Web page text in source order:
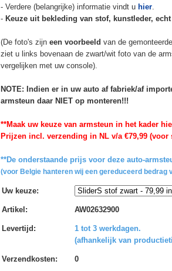
- Verdere (belangrijke) informatie vindt u hier.
- Keuze uit bekleding van stof, kunstleder,
(De foto's zijn een voorbeeld van de
ziet u links bovenaan de zwart/wit foto van de
vergelijken met uw console).
NOTE: Indien er in uw auto af fabriek/af
armsteun daar NIET op monteren!!!
**Maak uw keuze van armsteun in het kader
Prijzen incl. verzending in NL v/a €79,99 (voor
**De onderstaande prijs voor deze auto-
(voor Belgie hanteren wij een gereduceerd bedrag
Uw keuze:
Artikel : AW02632900
Levertijd :
1 tot 3 werkdagen.
(afhankelijk van
Verzendkosten: 0